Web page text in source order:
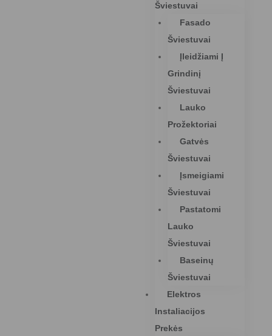
Šviestuvai
Fasado
Šviestuvai
Įleidžiami Į
Grindinį
Šviestuvai
Lauko
Prožektoriai
Gatvės
Šviestuvai
Įsmeigiami
Šviestuvai
Pastatomi
Lauko
Šviestuvai
Baseinų
Šviestuvai
Elektros
Instaliacijos
Prekės